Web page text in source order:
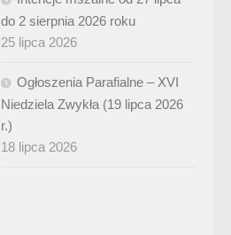
do 2 sierpnia 2026 roku
25 lipca 2026
Ogłoszenia Parafialne – XVI
Niedziela Zwykła (19 lipca 2026
r.)
18 lipca 2026